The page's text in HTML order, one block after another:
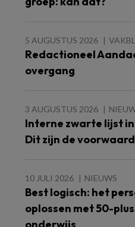
5 AUGUSTUS 2026
Redactioneel
overgang
3 AUGUSTUS 2026
Interne zwarte lijst
Dit zijn de
10 JULI 2026 NIEUWS
Best logisch: het
oplossen met 50-